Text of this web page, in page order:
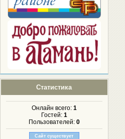
Статистика
Онлайн всего: 1
Гостей: 1
Пользователей: 0
Сайт существует